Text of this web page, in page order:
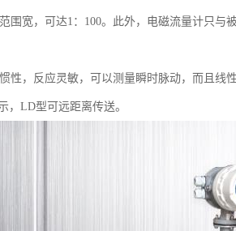
围宽，可达1：100。此外，电磁流量计只
性，反应灵敏，可以测量瞬时脉动，而且
，LD型可远距离传送。